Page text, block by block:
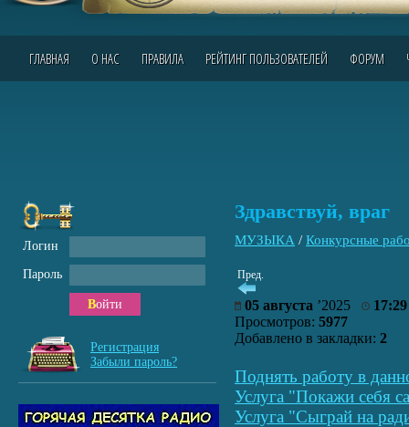
ГЛАВНАЯ О НАС ПРАВИЛА РЕЙТИНГ ПОЛЬЗОВАТЕЛЕЙ ФОРУМ
Здравствуй, враг
МУЗЫКА / Конкурсные
Пред.
05 августа ’2025
17:29
Просмотров: 5977
Добавлено в закладки: 2
Поднять работу в
Услуга "Покажи себя
Услуга "Сыграй на
Логин
Пароль
Войти
Регистрация
Забыли пароль?